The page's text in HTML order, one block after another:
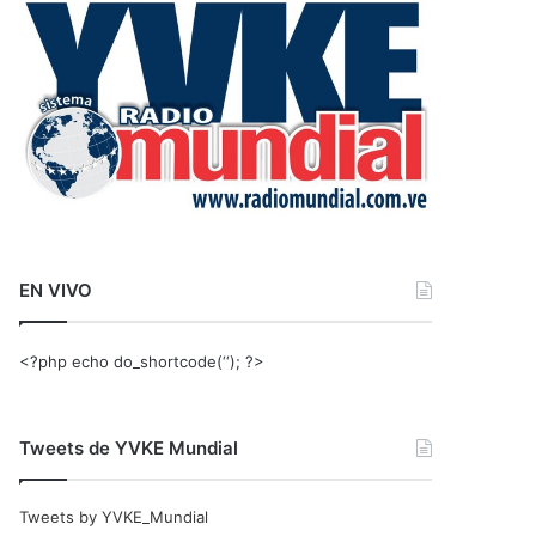
r
EN VIVO
<?php echo do_shortcode(‘‘); ?>
Tweets de YVKE Mundial
Tweets by YVKE_Mundial